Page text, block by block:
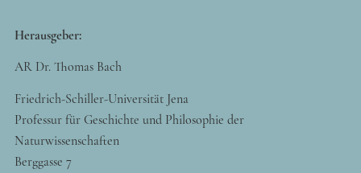
Herausgeber:
AR Dr. Thomas Bach
Friedrich-Schiller-Universität Jena
Professur für Geschichte und Philosophie der
Naturwissenschaften
Berggasse 7